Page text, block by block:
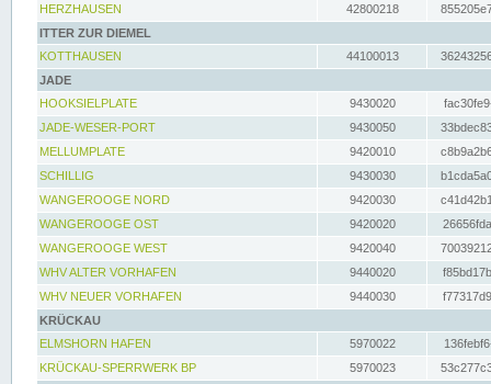
HERZHAUSEN
42800218
ITTER ZUR DIEMEL
KOTTHAUSEN
44100013
JADE
HOOKSIELPLATE
9430020
JADE-WESER-PORT
9430050
MELLUMPLATE
9420010
SCHILLIG
9430030
WANGEROOGE NORD
9420030
WANGEROOGE OST
9420020
WANGEROOGE WEST
9420040
WHV ALTER VORHAFEN
9440020
WHV NEUER VORHAFEN
9440030
KRÜCKAU
ELMSHORN HAFEN
5970022
KRÜCKAU-SPERRWERK BP
5970023